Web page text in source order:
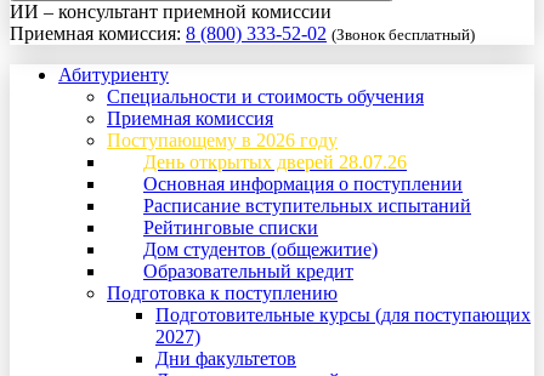
ИИ – консультант приемной комиссии
Приемная комиссия: 8 (800) 333-52-02 (Звонок бесплатный)
Абитуриенту
Специальности и стоимость обучения
Приемная комиссия
Поступающему в 2026 году
День открытых дверей 28.07.26
Основная информация о поступлении
Расписание вступительных испытаний
Рейтинговые списки
Дом студентов (общежитие)
Образовательный кредит
Подготовка к поступлению
Подготовительные курсы (для поступающих
2027)
Дни факультетов